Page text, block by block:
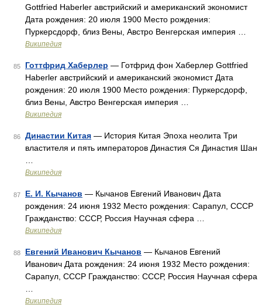
Gottfried Haberler австрийский и американский экономист
Дата рождения: 20 июля 1900 Место рождения:
Пуркерсдорф, близ Вены, Австро Венгерская империя …
Википедия
85 Готтфрид Хаберлер — Готфрид фон Хаберлер Gottfried
Haberler австрийский и американский экономист Дата
рождения: 20 июля 1900 Место рождения: Пуркерсдорф,
близ Вены, Австро Венгерская империя …
Википедия
86 Династии Китая — История Китая Эпоха неолита Три
властителя и пять императоров Династия Ся Династия Шан
Википедия
87 Е. И. Кычанов — Кычанов Евгений Иванович Дата
рождения: 24 июня 1932 Место рождения: Сарапул, СССР
Гражданство: СССР, Россия Научная сфера …
Википедия
88 Евгений Иванович Кычанов — Кычанов Евгений
Иванович Дата рождения: 24 июня 1932 Место рождения:
Сарапул, СССР Гражданство: СССР, Россия Научная сфера
Википедия